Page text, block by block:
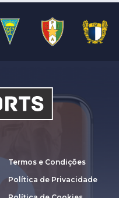
Termos e Condições
Política de Privacidade